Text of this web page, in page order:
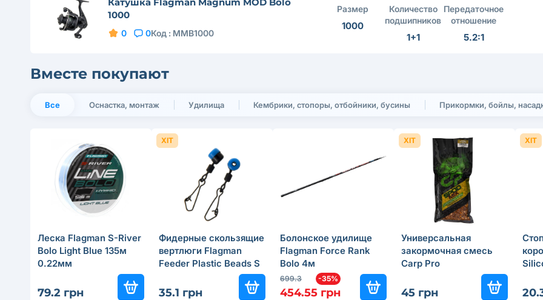
1000
0 0Код : MMB1000
Размер
1000
Количество
подшипников
1+1
Передаточное
отношение
5.2:1
Вместе покупают
Все Оснастка, монтаж Удилища Кембрики, стопоры, отбойники, бусины Прикормки, бойлы,
Леска Flagman S-River
Bolo Light Blue 135м
0.22мм
79.2 грн
ХІТ
Фидерные скользящие
вертлюги Flagman
Feeder Plastic Beads S
35.1 грн
Болонское удилище
Flagman Force Rank
Bolo 4м
699.3 -35%
454.55 грн
ХІТ
Универсальная
закормочная смесь
Carp Pro
45 грн
ХІТ